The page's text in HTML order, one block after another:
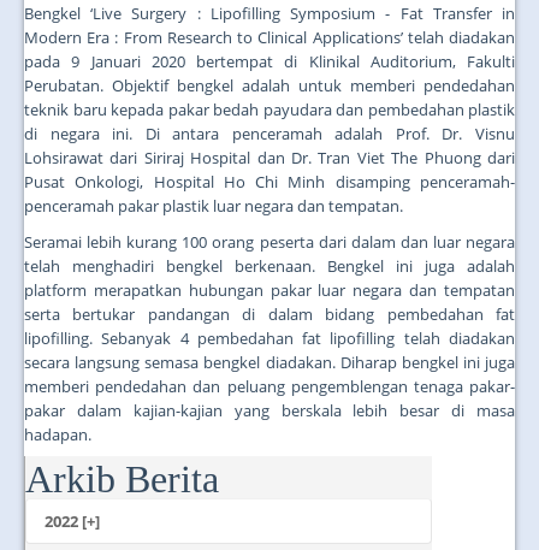
Bengkel ‘Live Surgery : Lipofilling Symposium - Fat Transfer in
Modern Era : From Research to Clinical Applications’ telah diadakan
pada 9 Januari 2020 bertempat di Klinikal Auditorium, Fakulti
Perubatan. Objektif bengkel adalah untuk memberi pendedahan
teknik baru kepada pakar bedah payudara dan pembedahan plastik
di negara ini. Di antara penceramah adalah Prof. Dr. Visnu
Lohsirawat dari Siriraj Hospital dan Dr. Tran Viet The Phuong dari
Pusat Onkologi, Hospital Ho Chi Minh disamping penceramah-
penceramah pakar plastik luar negara dan tempatan.
Seramai lebih kurang 100 orang peserta dari dalam dan luar negara
telah menghadiri bengkel berkenaan. Bengkel ini juga adalah
platform merapatkan hubungan pakar luar negara dan tempatan
serta bertukar pandangan di dalam bidang pembedahan fat
lipofilling. Sebanyak 4 pembedahan fat lipofilling telah diadakan
secara langsung semasa bengkel diadakan. Diharap bengkel ini juga
memberi pendedahan dan peluang pengemblengan tenaga pakar-
pakar dalam kajian-kajian yang berskala lebih besar di masa
hadapan.
...
Arkib Berita
2022 [+]